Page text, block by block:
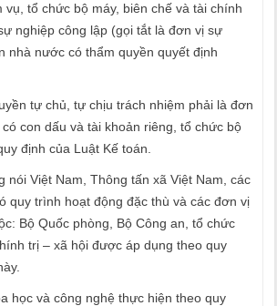
vụ, tổ chức bộ máy, biên chế và tài chính
nghiệp công lập (gọi tắt là đơn vị sự
nhà nước có thẩm quyền quyết định
tự chủ, tự chịu trách nhiệm phải là đơn
con dấu và tài khoản riêng, tổ chức bộ
định của Luật Kế toán.
nói Việt Nam, Thông tấn xã Việt Nam, các
quy trình hoạt động đặc thù và các đơn vị
Bộ Quốc phòng, Bộ Công an, tổ chức
trị – xã hội được áp dụng theo quy
học và công nghệ thực hiện theo quy